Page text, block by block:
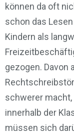
können da oft
schon das
Kindern als
gezogen. Davon
schwerer
innerhalb der
müssen sich